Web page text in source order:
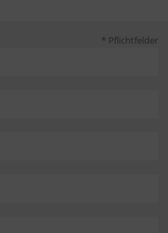
* Pflichtfelder